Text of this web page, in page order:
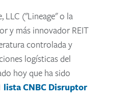
LLC ("Lineage" o la
y más innovador REIT
controlada y
logísticas del
hoy que ha sido
lista CNBC Disruptor